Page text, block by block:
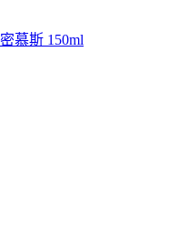
慕斯 150ml